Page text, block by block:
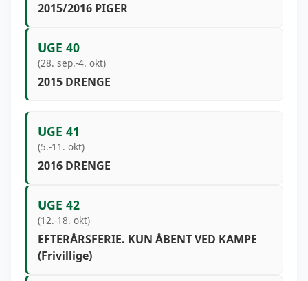
2015/2016 PIGER
UGE 40
(28. sep.-4. okt)
2015 DRENGE
UGE 41
(5.-11. okt)
2016 DRENGE
UGE 42
(12.-18. okt)
EFTERÅRSFERIE. KUN ÅBENT VED KAMPE
(Frivillige)